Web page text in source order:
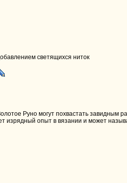
светящихся ниток
Руно могут похвастать завидным
изрядный опыт в вязании и может